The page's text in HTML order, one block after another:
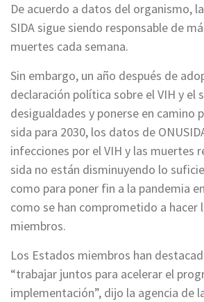
De acuerdo a datos del organismo,
SIDA sigue siendo responsable de
muertes cada semana.
Sin embargo, un año después de
declaración política sobre el VIH y el
desigualdades y ponerse en camino
sida para 2030, los datos de
infecciones por el VIH y las muertes
sida no están disminuyendo lo
como para poner fin a la pandemia
como se han comprometido a hacer
miembros.
Los Estados miembros han
“trabajar juntos para acelerar el
implementación”, dijo la agencia de